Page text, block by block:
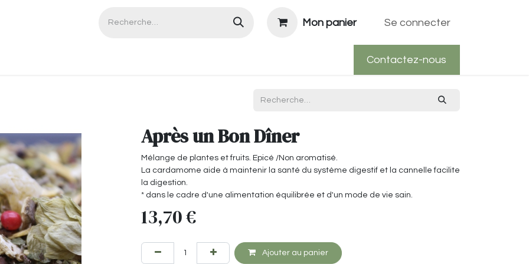
Mon panier Se connecter
Contactez-nous
Après un Bon Dîner
Mélange de plantes et fruits. Epicé /Non aromatisé.
La cardamome aide à maintenir la santé du système digestif et la cannelle facilite
la digestion.
* dans le cadre d'une alimentation équilibrée et d'un mode de vie sain.
13,70€
Ajouter au panier